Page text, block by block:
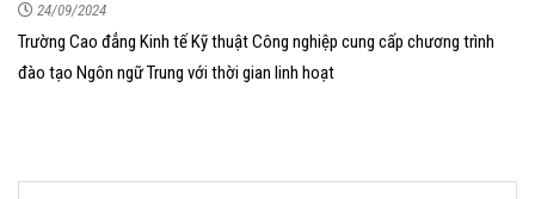
24/09/2024
Trường Cao đẳng Kinh tế Kỹ thuật Công nghiệp cung cấp chương trình
đào tạo Ngôn ngữ Trung với thời gian linh hoạt